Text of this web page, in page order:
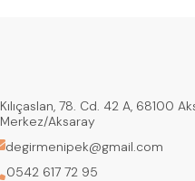
Kılıçaslan, 78. Cd. 42 A, 68100
Merkez/Aksaray
degirmenipek@gmail.com
0542 617 72 95